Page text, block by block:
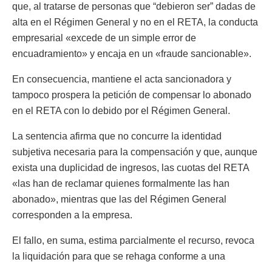
que, al tratarse de personas que “debieron ser” dadas de
alta en el Régimen General y no en el RETA, la conducta
empresarial «excede de un simple error de
encuadramiento» y encaja en un «fraude sancionable».
En consecuencia, mantiene el acta sancionadora y
tampoco prospera la petición de compensar lo abonado
en el RETA con lo debido por el Régimen General.
La sentencia afirma que no concurre la identidad
subjetiva necesaria para la compensación y que, aunque
exista una duplicidad de ingresos, las cuotas del RETA
«las han de reclamar quienes formalmente las han
abonado», mientras que las del Régimen General
corresponden a la empresa.
El fallo, en suma, estima parcialmente el recurso, revoca
la liquidación para que se rehaga conforme a una